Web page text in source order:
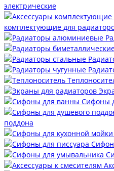
электрические
комплектующие для
Сифоны
поддона